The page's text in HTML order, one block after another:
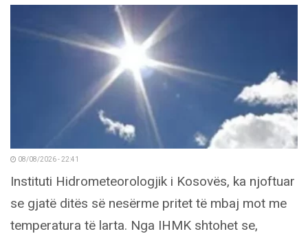
08/08/2026 - 22:41
Instituti Hidrometeorologjik i Kosovës, ka njoftuar
se gjatë ditës së nesërme pritet të mbaj mot me
temperatura të larta. Nga IHMK shtohet se,